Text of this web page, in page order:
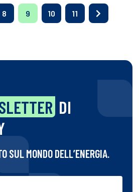
8 9 10 11
DI
SUL MONDO DELL’ENERGIA.